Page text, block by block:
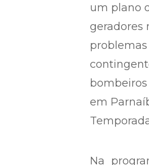
um plano
geradores
em
Na